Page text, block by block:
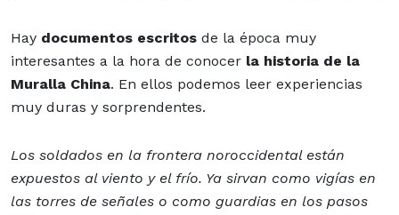
Hay documentos escritos de la época muy
interesantes a la hora de conocer la historia de la
Muralla China. En ellos podemos leer experiencias
muy duras y sorprendentes.
Los soldados en la frontera noroccidental están
expuestos al viento y el frío. Ya sirvan como vigías en
las torres de señales o como guardias en los pasos